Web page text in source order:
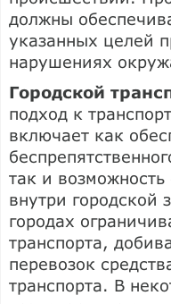
должны
указанных целей
нарушениях
Городской
подход к
включает как
так и возможность
внутри городской
городах
транспорта,
перевозок
транспорта. В